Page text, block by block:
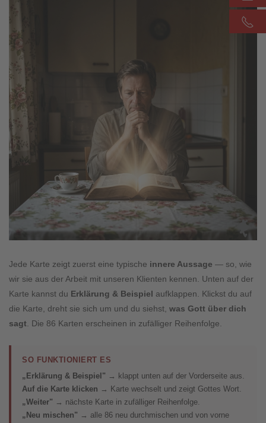
Jede Karte zeigt zuerst eine typische innere Aussage — so, wie
wir sie aus der Arbeit mit unseren Klienten kennen. Unten auf der
Karte kannst du Erklärung & Beispiel aufklappen. Klickst du auf
die Karte, dreht sie sich um und du siehst, was Gott über dich
sagt . Die 86 Karten erscheinen in zufälliger Reihenfolge.
SO FUNKTIONIERT ES
„Erklärung & Beispiel" → klappt unten auf der Vorderseite aus.
Auf die Karte klicken → Karte wechselt und zeigt Gottes Wort.
„Weiter" → nächste Karte in zufälliger Reihenfolge.
„Neu mischen" → alle 86 neu durchmischen und von vorne